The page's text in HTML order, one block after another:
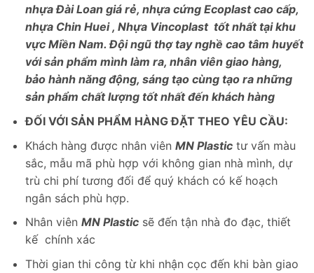
nhựa Đài Loan giá rẻ, nhựa cứng Ecoplast cao cấp,
nhựa Chin Huei , Nhựa Vincoplast tốt nhất tại khu
vực Miền Nam. Đội ngũ thợ tay nghề cao tâm huyết
với sản phẩm mình làm ra, nhân viên giao hàng,
bảo hành năng động, sáng tạo cùng tạo ra những
sản phẩm chất lượng tốt nhất đến khách hàng
ĐỐI VỚI SẢN PHẨM HÀNG ĐẶT THEO YÊU CẦU:
Khách hàng được nhân viên MN Plastictư vấn màu
sắc, mẫu mã phù hợp với không gian nhà mình, dự
trù chi phí tương đối để quý khách có kế hoạch
ngân sách phù hợp.
Nhân viên MN Plasticsẽ đến tận nhà đo đạc, thiết
kế chính xác
Thời gian thi công từ khi nhận cọc đến khi bàn giao